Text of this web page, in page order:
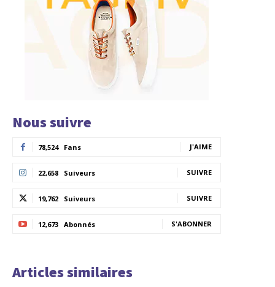
Nous suivre
78,524 Fans J'AIME
22,658 Suiveurs SUIVRE
19,762 Suiveurs SUIVRE
12,673 Abonnés S'ABONNER
Articles similaires